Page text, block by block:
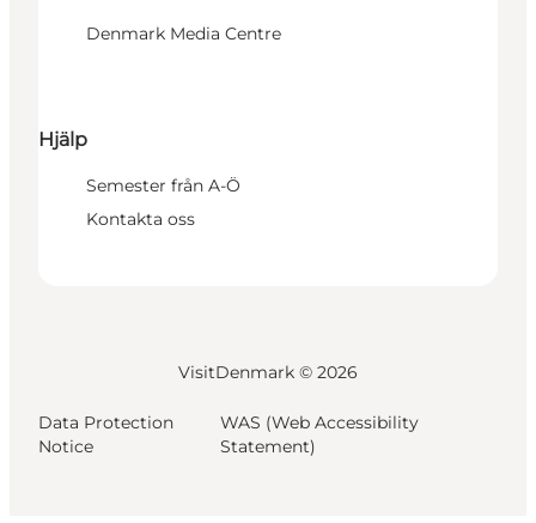
Denmark Media Centre
Hjälp
Semester från A-Ö
Kontakta oss
VisitDenmark © 2026
Data Protection
Notice
WAS (Web Accessibility
Statement)